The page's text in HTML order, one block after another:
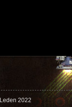
Leden 2022